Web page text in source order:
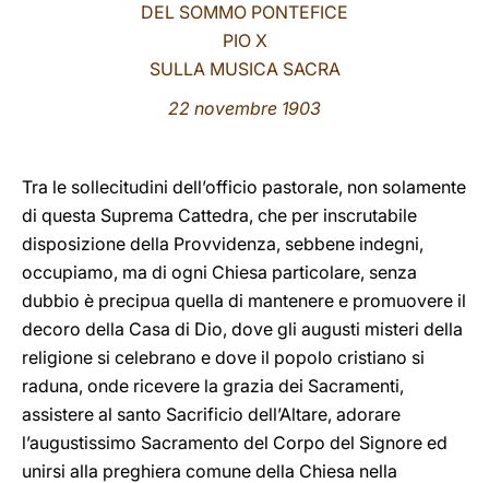
LATINE
DEL SOMMO PONTEFICE
PIO X
SULLA MUSICA SACRA
22 novembre 1903
Tra le sollecitudini dell’officio pastorale, non solamente
di questa Suprema Cattedra, che per inscrutabile
disposizione della Provvidenza, sebbene indegni,
occupiamo, ma di ogni Chiesa particolare, senza
dubbio è precipua quella di mantenere e promuovere il
decoro della Casa di Dio, dove gli augusti misteri della
religione si celebrano e dove il popolo cristiano si
raduna, onde ricevere la grazia dei Sacramenti,
assistere al santo Sacrificio dell’Altare, adorare
l’augustissimo Sacramento del Corpo del Signore ed
unirsi alla preghiera comune della Chiesa nella